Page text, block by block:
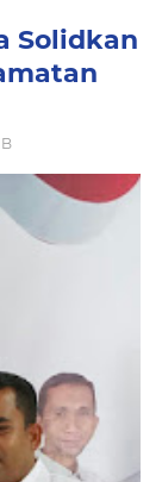
Solidkan